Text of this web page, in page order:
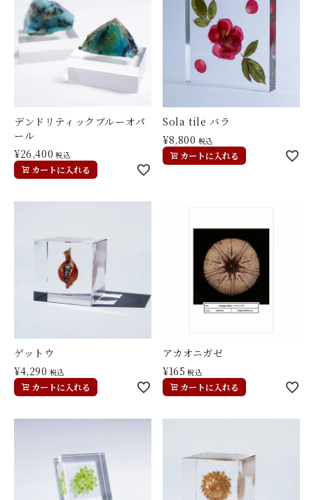
デンドリティックブルーオパ
ール
¥26,400 税込
カートに入れる
Sola tile バラ
¥8,800 税込
カートに入れる
ゲットウ
¥4,290 税込
カートに入れる
アカオニガゼ
¥165 税込
カートに入れる